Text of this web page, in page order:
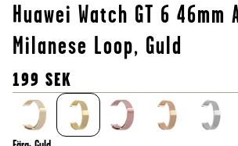
Huawei Watch GT 6 46mm
Milanese Loop, Guld
199 SEK